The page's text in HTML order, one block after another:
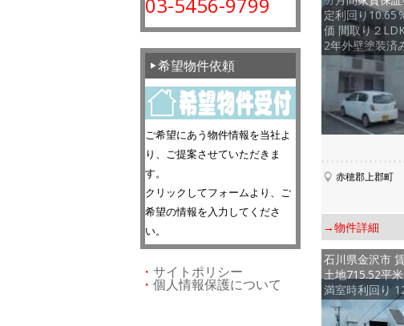
定利回り10.65
価 間取り２
2年外壁塗装済
赤穂郡上郡町
→物件詳細
石川県金沢市
土地715.52平
満室時利回り
03-5456-9799
希望物件依頼
ご希望にあう物件情報を当社よ
り、ご提案させていただきま
す。
クリックしてフォームより、ご
希望の情報を入力してくださ
い。
・ サイトポリシー
・ 個人情報保護について